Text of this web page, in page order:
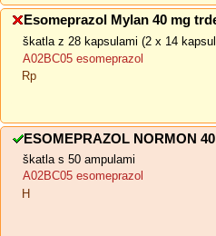
Esomeprazol Mylan 40 mg
škatla z 28 kapsulami (2 x 14
A02BC05 esomeprazol
Rp
ESOMEPRAZOL NORMON
škatla s 50 ampulami
A02BC05 esomeprazol
H